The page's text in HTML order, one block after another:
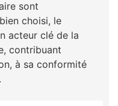
sont
choisi, le
acteur clé de la
contribuant
à sa conformité